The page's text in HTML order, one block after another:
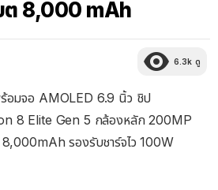
ต 8,000 mAh
6.3k ดู
อมจอ AMOLED 6.9 นิ้ว ชิป
8 Elite Gen 5 กล้องหลัก 200MP
รองรับชาร์จไว 100W